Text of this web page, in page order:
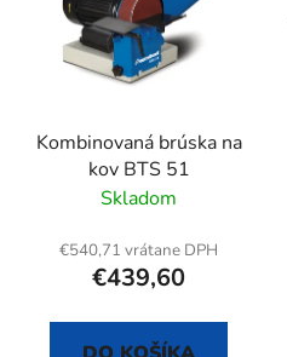
Kombinovaná brúska na
kov BTS 51
Skladom
€540,71 vrátane DPH
€439,60